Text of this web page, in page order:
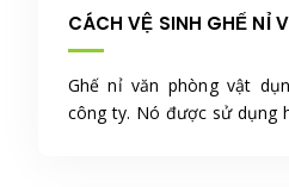
CÁCH VỆ SINH GHẾ NỈ
Ghế nỉ văn phòng vật
công ty. Nó được sử dụng